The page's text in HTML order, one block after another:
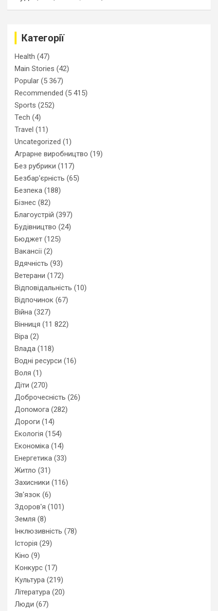
Категорії
Health (47)
Main Stories (42)
Popular (5 367)
Recommended (5 415)
Sports (252)
Tech (4)
Travel (11)
Uncategorized (1)
Аграрне виробництво (19)
Без рубрики (117)
Безбар'єрність (65)
Безпека (188)
Бізнес (82)
Благоустрій (397)
Будівництво (24)
Бюджет (125)
Вакансії (2)
Вдячність (93)
Ветерани (172)
Відповідальність (10)
Відпочинок (67)
Війна (327)
Вінниця (11 822)
Віра (2)
Влада (118)
Водні ресурси (16)
Воля (1)
Діти (270)
Доброчесність (26)
Допомога (282)
Дороги (14)
Екологія (154)
Економіка (14)
Енергетика (33)
Житло (31)
Захисники (116)
Зв'язок (6)
Здоров'я (101)
Земля (8)
Інклюзивність (78)
Історія (29)
Кіно (9)
Конкурс (17)
Культура (219)
Література (20)
Люди (67)